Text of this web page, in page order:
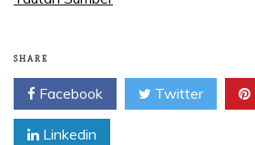
SHARE
Facebook Twitter
Linkedin